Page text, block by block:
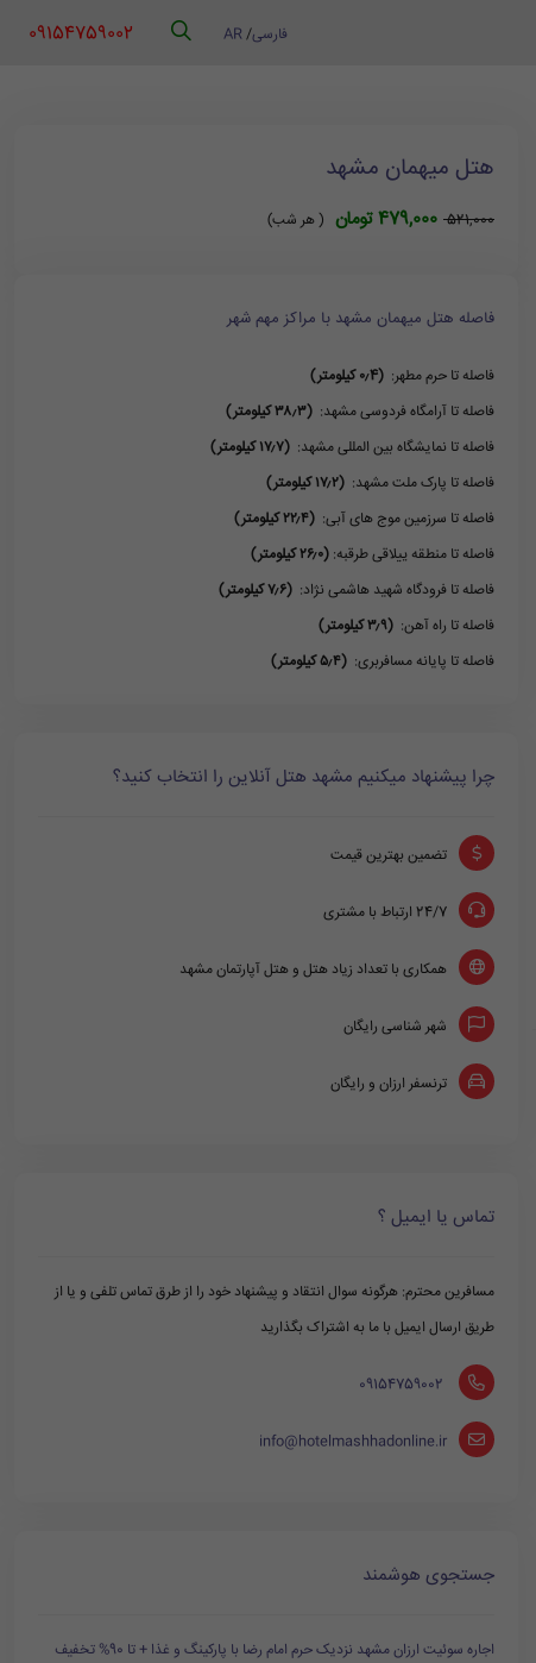
فارسی/
AR
‪ 09154759002
هتل میهمان مشهد
521,000 479,000 تومان ( هر شب)
فاصله هتل میهمان مشهد با مراکز مهم شهر
فاصله تا حرم مطهر: (۰٫4 کیلومتر)
فاصله تا آرامگاه فردوسی مشهد: (۳۸٫۳ کیلومتر)
فاصله تا نمایشگاه بین المللی مشهد: (۱۷٫۷ کیلومتر)
فاصله تا پارک ملت مشهد: (۱۷٫۲ کیلومتر)
فاصله تا سرزمین موج های آبی: (۲۲٫۴ کیلومتر)
فاصله تا منطقه ییلاقی طرقبه: (۲۶٫۰ کیلومتر)
فاصله تا فرودگاه شهید هاشمی نژاد: (۷٫۶ کیلومتر)
فاصله تا راه آهن: (۳٫۹ کیلومتر)
فاصله تا پایانه مسافربری: (۵٫۴ کیلومتر)
چرا پیشنهاد میکنیم مشهد هتل آنلاین را انتخاب کنید؟
تضمین بهترین قیمت
24/7 ارتباط با مشتری
همکاری با تعداد زیاد هتل و هتل آپارتمان مشهد
شهر شناسی رایگان
ترنسفر ارزان و رایگان
تماس یا ایمیل ؟
مسافرین محترم: هرگونه سوال انتقاد و پیشنهاد خود را از طرق تماس تلفی و یا از
طریق ارسال ایمیل با ما به اشتراک بگذارید
‪ 09154759002
info@hotelmashhadonline.ir
جستجوی هوشمند
اجاره سوئیت ارزان مشهد نزدیک حرم امام رضا با پارکینگ و غذا + تا 90% تخفیف